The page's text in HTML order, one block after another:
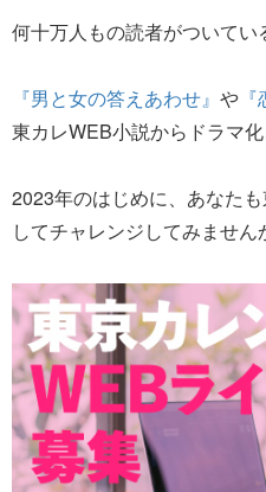
何十万人もの読者がついてい
『男と女の答えあわせ』 や
東カレWEB小説からドラマ化
2023年のはじめに、あなた
してチャレンジしてみません